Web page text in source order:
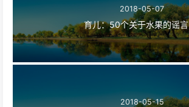
2018-05-07
育儿：50个关于水果的谣言
2018-05-15